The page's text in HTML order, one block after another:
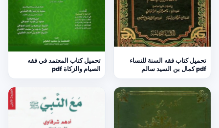
تحميل كتاب فقه السنة للنساء
pdf كمال بن السيد سالم
تحميل كتاب المعتمد في فقه
الصيام والزكاة pdf